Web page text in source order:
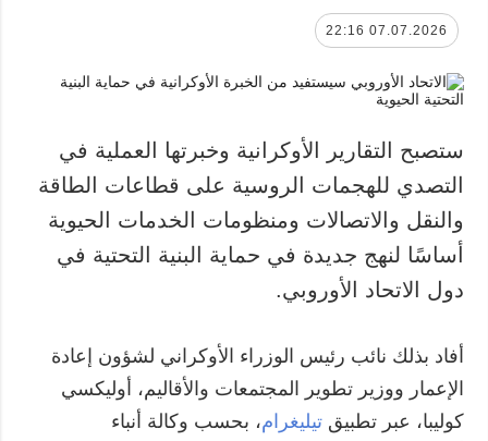
اقتصاد
تعافي أوكرانيا
مجتمع
الدفاع
رياضة
وحماية البيانات
المزيد
التقارير
مقابلات
الفيديوهات
خدمات
الاشتراك
07.07.2026 22:16
ستصبح التقارير الأوكرانية وخبرتها العملية في
التصدي للهجمات الروسية على قطاعات الطاقة
والنقل والاتصالات ومنظومات الخدمات الحيوية
أساسًا لنهج جديدة في حماية البنية التحتية في
دول الاتحاد الأوروبي.
أفاد بذلك نائب رئيس الوزراء الأوكراني لشؤون إعادة
الإعمار ووزير تطوير المجتمعات والأقاليم، أوليكسي
كوليبا، عبر تطبيقتيليغرام، بحسب وكالة أنباء